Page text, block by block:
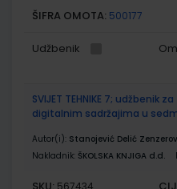
ŠIFRA OMOTA: 500177
Udžbenik
SVIJET TEHNIKE 7;
digitalnim sadržajima u
Autor(i): Stanojević Delić
Nakladnik: ŠKOLSKA KNJIGA d.d.
567434